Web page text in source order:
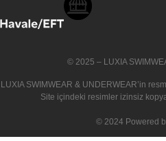
© 2025 – LUXIA
LUXIA SWIMWEAR & UNDERWEAR’in
Site içindeki resimler izinsiz
© 2024 Powered